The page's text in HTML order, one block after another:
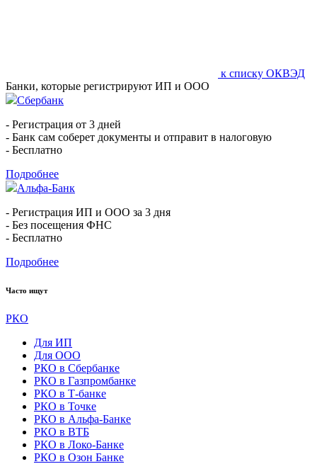
к списку ОКВЭД
Банки, которые регистрируют ИП и ООО
Сбербанк
- Регистрация от 3 дней
- Банк сам соберет документы и отправит в налоговую
- Бесплатно
Подробнее
Альфа-Банк
- Регистрация ИП и ООО за 3 дня
- Без посещения ФНС
- Бесплатно
Подробнее
Часто ищут
РКО
Для ИП
Для ООО
РКО в Сбербанке
РКО в Газпромбанке
РКО в Т-банке
РКО в Точке
РКО в Альфа-Банке
РКО в ВТБ
РКО в Локо-Банке
РКО в Озон Банке